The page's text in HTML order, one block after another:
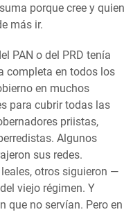
porque cree y quien
más ir.
PAN o del PRD tenía
completa en todos los
en muchos
para cubrir todas las
priistas,
Algunos
sus redes.
otros siguieron —
viejo régimen. Y
que no servían. Pero en